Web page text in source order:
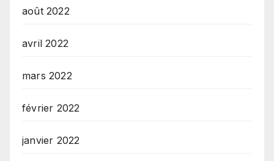
août 2022
avril 2022
mars 2022
février 2022
janvier 2022